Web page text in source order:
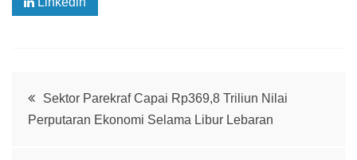
Post
navigation
Sektor Parekraf Capai Rp369,8 Triliun Nilai
Perputaran Ekonomi Selama Libur Lebaran